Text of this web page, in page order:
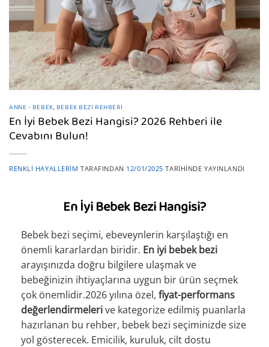
ANNE - BEBEK, BEBEK BEZI REHBERI
En İyi Bebek Bezi Hangisi? 2026 Rehberi ile
Cevabını Bulun!
RENKLI HAYALLERIM TARAFINDAN 12/01/2025 TARIHINDE YAYINLANDI
En İyi Bebek Bezi Hangisi?
Bebek bezi seçimi, ebeveynlerin karşılaştığı en
önemli kararlardan biridir. En iyi bebek bezi
arayışınızda doğru bilgilere ulaşmak ve
bebeğinizin ihtiyaçlarına uygun bir ürün seçmek
çok önemlidir.2026 yılına özel, fiyat-performans
değerlendirmelerive kategorize edilmiş puanlarla
hazırlanan bu rehber, bebek bezi seçiminizde size
yol gösterecek. Emicilik, kuruluk, cilt dostu